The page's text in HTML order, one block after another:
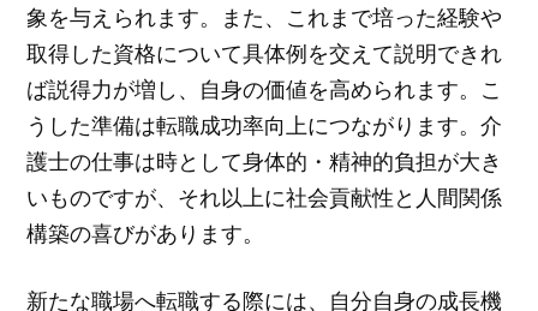
象を与えられます。また、これまで培った経験や
取得した資格について具体例を交えて説明できれ
ば説得力が増し、自身の価値を高められます。こ
うした準備は転職成功率向上につながります。介
護士の仕事は時として身体的・精神的負担が大き
いものですが、それ以上に社会貢献性と人間関係
構築の喜びがあります。
新たな職場へ転職する際には、自分自身の成長機